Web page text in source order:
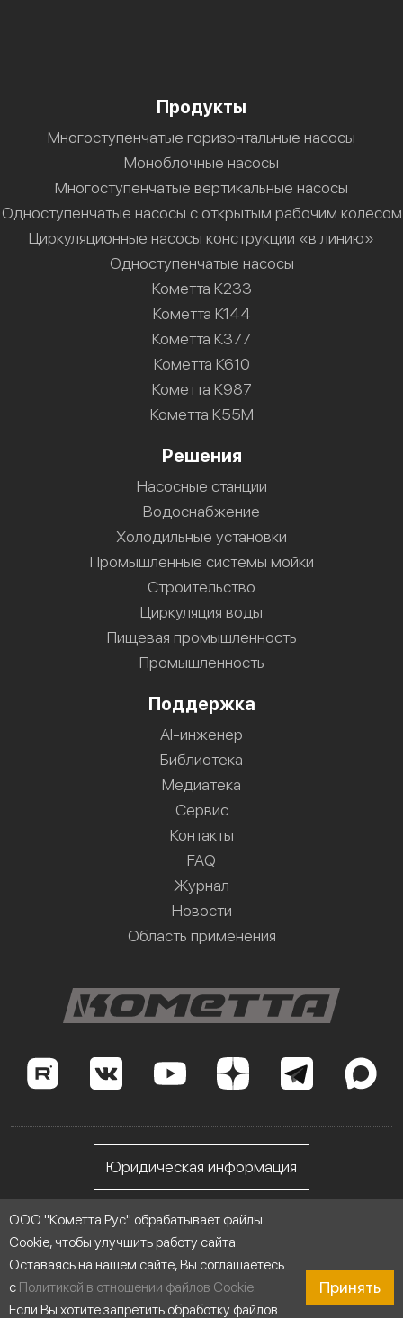
Продукты
Многоступенчатые горизонтальные насосы
Моноблочные насосы
Многоступенчатые вертикальные насосы
Одноступенчатые насосы с открытым рабочим колесом
Циркуляционные насосы конструкции «в линию»
Одноступенчатые насосы
Кометта К233
Кометта К144
Кометта К377
Кометта К610
Кометта К987
Кометта К55М
Решения
Насосные станции
Водоснабжение
Холодильные установки
Промышленные системы мойки
Строительство
Циркуляция воды
Пищевая промышленность
Промышленность
Поддержка
AI-инженер
Библиотека
Медиатека
Сервис
Контакты
FAQ
Журнал
Новости
Область применения
ООО "Кометта Рус", ИНН 7705558076
Юридическая информация
Личный кабинет
ООО "Кометта Рус" обрабатывает файлы
Cookie, чтобы улучшить работу сайта.
Оставаясь на нашем сайте, Вы соглашаетесь
с Политикой в отношении файлов Cookie.
Если Вы хотите запретить обработку файлов
Принять